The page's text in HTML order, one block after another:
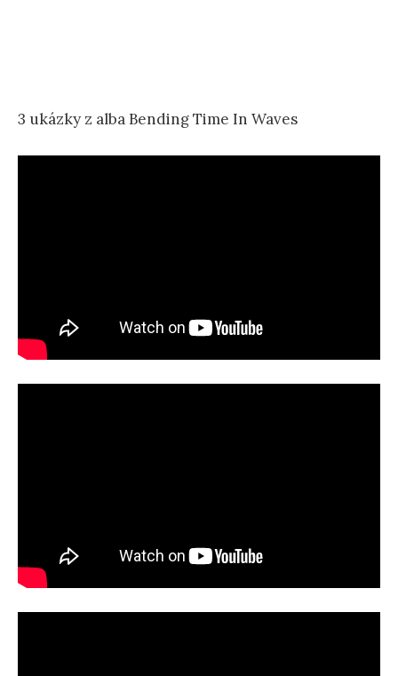
3 ukázky z alba Bending Time In Waves